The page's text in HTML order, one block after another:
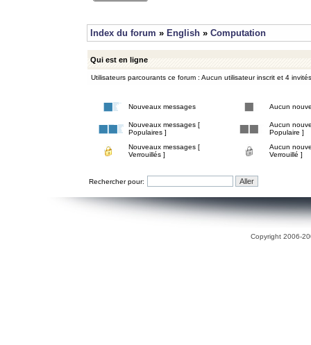
Index du forum » English » Computation
Qui est en ligne
Utilisateurs parcourants ce forum : Aucun utilisateur inscrit et 4 invités
Nouveaux messages Aucun
Nouveaux messages [
Populaires ]
Aucun
Populaire ]
Nouveaux messages [
Verrouillés ]
Aucun
Verrouillé ]
Rechercher pour:
Copyright 2006-